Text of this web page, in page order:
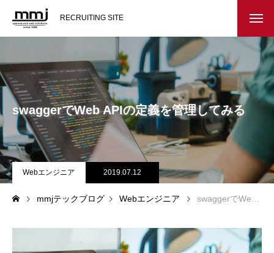
RECRUITING SITE
メッセージ
会社概要
インタビュー
スタッフ紹介
仕事を知る
swaggerでWeb APIの定義を管理してみる
Webエンジニア 2019.07.12
mmjテックブログ Webエンジニア swaggerでWeb APIの定義を管理してみる